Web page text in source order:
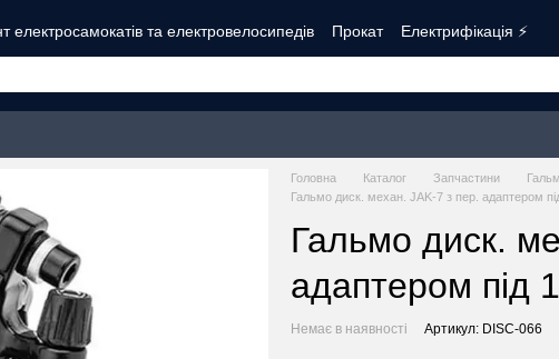
електросамокатів та електровелосипедів Прокат
Електрифікація ⚡
Контакти Про нас Оплата і доставка Обмін та повернення Блог
Головна Каталог Запчастини
Гальмо диск. механ. JAK-7 з пер. адаптером
Гальмо диск.
адаптером під
Немає в наявності Артикул: DISC-066